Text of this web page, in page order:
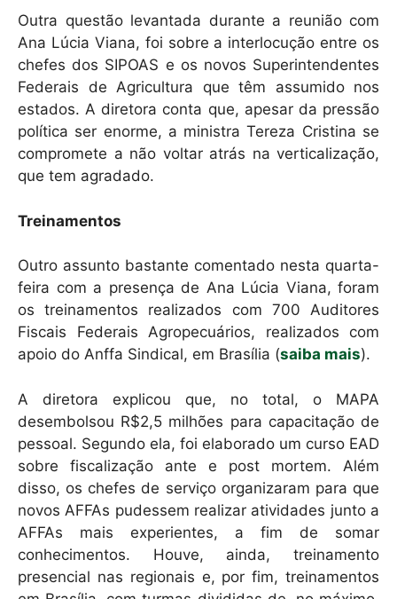
Outra questão levantada durante a reunião com
Ana Lúcia Viana, foi sobre a interlocução entre os
chefes dos SIPOAS e os novos Superintendentes
Federais de Agricultura que têm assumido nos
estados. A diretora conta que, apesar da pressão
política ser enorme, a ministra Tereza Cristina se
compromete a não voltar atrás na verticalização,
que tem agradado.
Treinamentos
Outro assunto bastante comentado nesta quarta-
feira com a presença de Ana Lúcia Viana, foram
os treinamentos realizados com 700 Auditores
Fiscais Federais Agropecuários, realizados com
apoio do Anffa Sindical, em Brasília (saiba mais).
A diretora explicou que, no total, o MAPA
desembolsou R$2,5 milhões para capacitação de
pessoal. Segundo ela, foi elaborado um curso EAD
sobre fiscalização ante e post mortem. Além
disso, os chefes de serviço organizaram para que
novos AFFAs pudessem realizar atividades junto a
AFFAs mais experientes, a fim de somar
conhecimentos. Houve, ainda, treinamento
presencial nas regionais e, por fim, treinamentos